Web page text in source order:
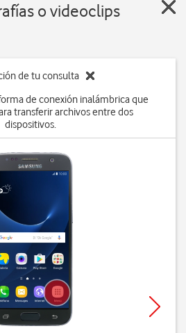
o videoclips
de tu consulta
de conexión inalámbrica que
transferir archivos entre dos
dispositivos.